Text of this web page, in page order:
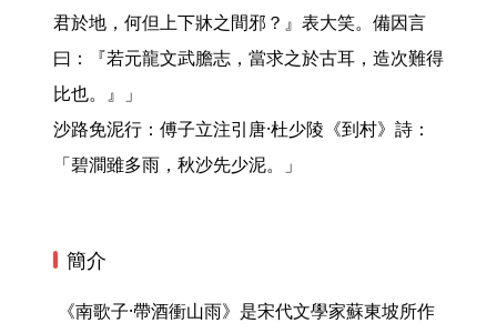
君於地，何但上下牀之間邪？』表大笑。備因言
曰：『若元龍文武膽志，當求之於古耳，造次難得
比也。』」
沙路免泥行：傅子立注引唐·杜少陵《到村》詩：
「碧澗雖多雨，秋沙先少泥。」
簡介